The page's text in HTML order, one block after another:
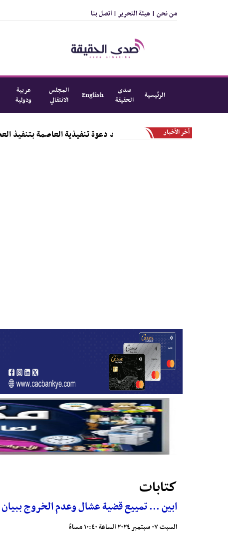
من نحن | هيئة التحرير | اتصل بنا
الرئيسية
صدى
الحقيقة
English
المجلس
الانتقالي
عربية
ودولية
أخر الأخبار
الجنوبي بجامعة عدن تؤيد دعوة تنفيذية العاصمة بتنفيذ العصيان
كتابات
ابين ... تمييع قضية عشال وعدم الخروج
السبت ٠٧ سبتمبر ٢٠٢٤ الساعة ١٠:٤٠ مساءً